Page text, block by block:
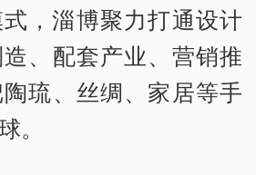
，淄博聚力打通设计
、配套产业、营销推
琉、丝绸、家居等手
。